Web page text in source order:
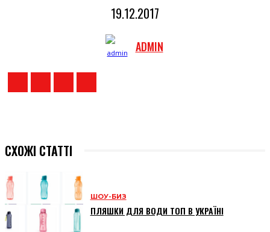
19.12.2017
ADMIN
СХОЖІ СТАТТІ
ШОУ-БИЗ
ПЛЯШКИ ДЛЯ ВОДИ ТОП В УКРАЇНІ